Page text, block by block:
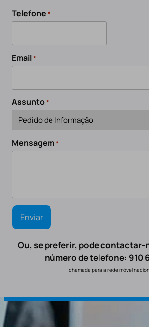
Telefone *
Email*
Assunto*
Mensagem*
Ou, se preferir, pode contactar-
número de telefone: 910
chamada para a rede móvel